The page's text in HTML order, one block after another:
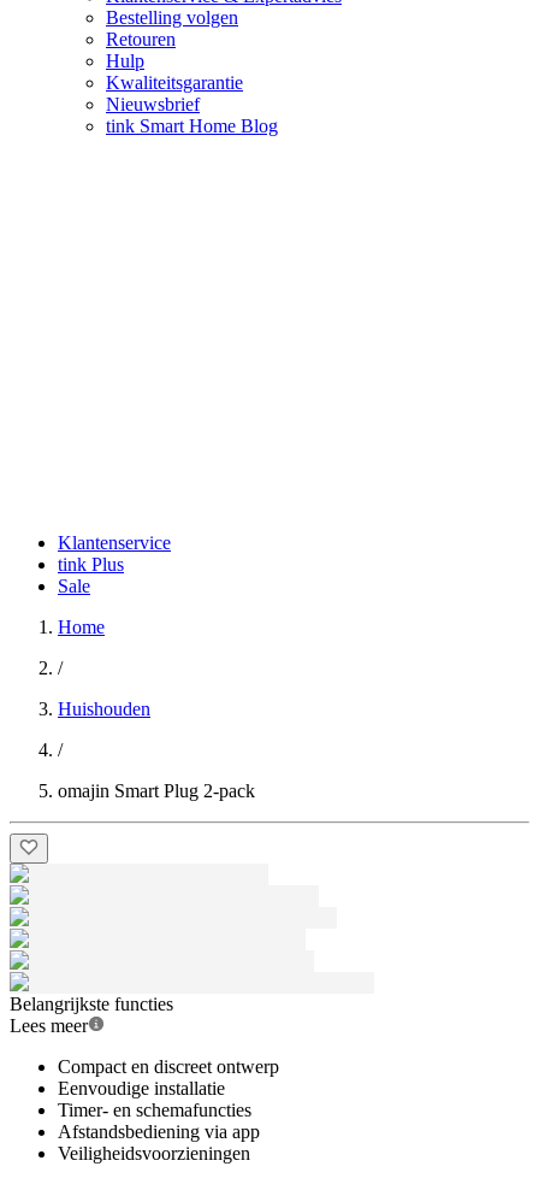
Bestelling volgen
Retouren
Hulp
Kwaliteitsgarantie
Nieuwsbrief
tink Smart Home Blog
Klantenservice
tink Plus
Sale
Home
/
Huishouden
/
omajin Smart Plug 2-pack
Belangrijkste functies
Lees meer
Compact en discreet ontwerp
Eenvoudige installatie
Timer- en schemafuncties
Afstandsbediening via app
Veiligheidsvoorzieningen